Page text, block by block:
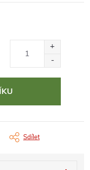
Sdílet